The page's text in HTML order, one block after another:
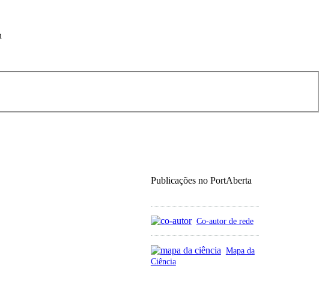
Publicações no PortAberta
Co-autor de rede
Mapa da
Ciência